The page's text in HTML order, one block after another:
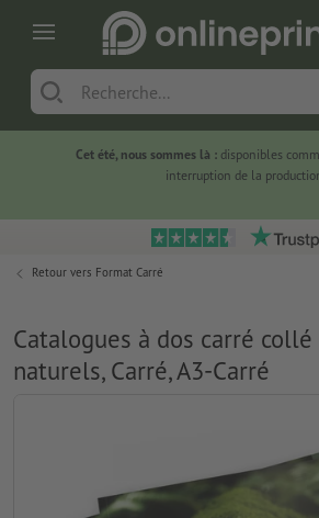
Cet été, nous sommes là :disponibles
interruption de la
Retour vers Format Carré
Catalogues à dos carré
naturels, Carré, A3-Carré